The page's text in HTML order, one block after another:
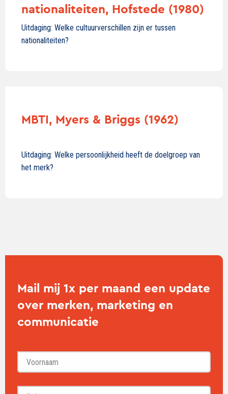
nationaliteiten, Hofstede (1980)
Uitdaging: Welke cultuurverschillen zijn er tussen
nationaliteiten?
MBTI, Myers & Briggs (1962)
Uitdaging: Welke persoonlijkheid heeft de doelgroep van
het merk?
Mail mij 1x per maand een update
over merken, marketing en
communicatie
Voornaam